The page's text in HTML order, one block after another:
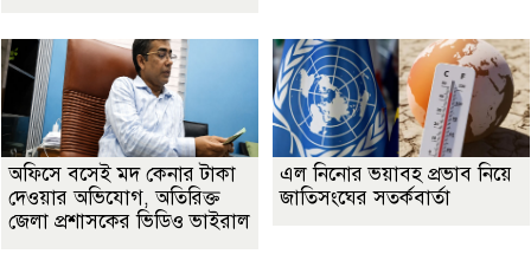
অফিসে বসেই মদ কেনার টাকা
দেওয়ার অভিযোগ, অতিরিক্ত
জেলা প্রশাসকের ভিডিও ভাইরাল
এল নিনোর ভয়াবহ প্রভাব নিয়ে
জাতিসংঘের সতর্কবার্তা